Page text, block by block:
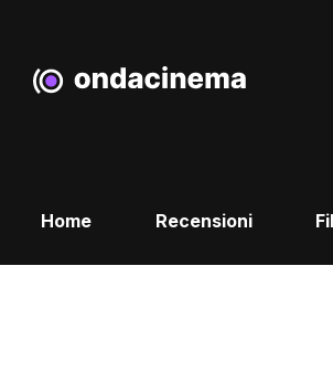
Home Recensioni